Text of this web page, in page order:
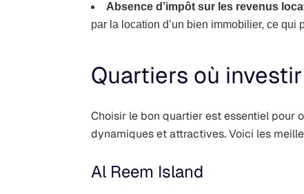
Absence d’impôt sur les revenus
par la location d’un bien immobilier, ce qui
Quartiers où
Choisir le bon quartier est essentiel pour
dynamiques et attractives. Voici les
Al Reem Island